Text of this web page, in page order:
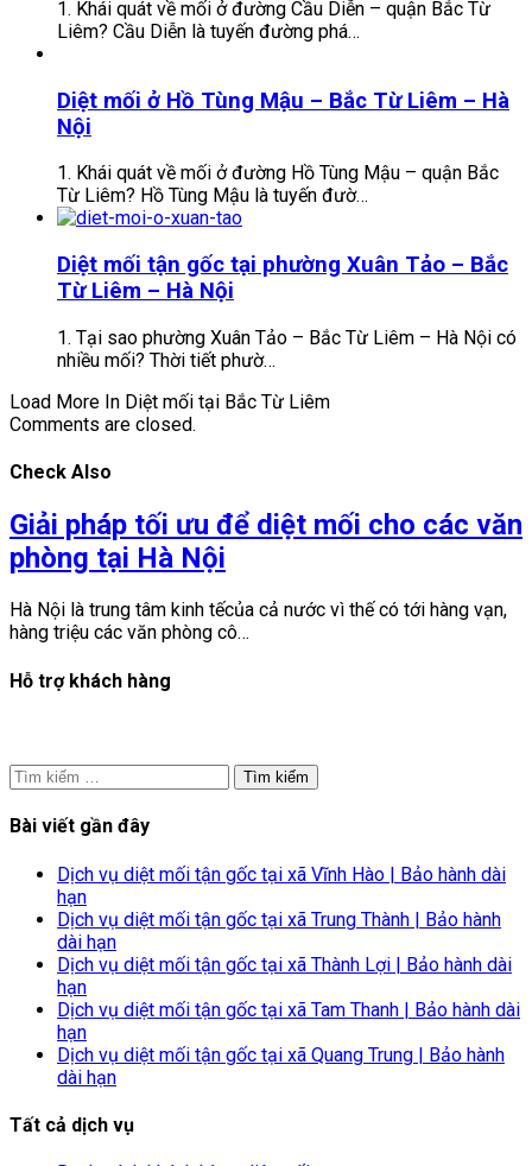
1. Khái quát về mối ở đường Cầu Diễn – quận Bắc Từ
Liêm? Cầu Diễn là tuyến đường phá…
Diệt mối ở Hồ Tùng Mậu – Bắc Từ Liêm – Hà
Nội
1. Khái quát về mối ở đường Hồ Tùng Mậu – quận Bắc
Từ Liêm? Hồ Tùng Mậu là tuyến đườ…
Diệt mối tận gốc tại phường Xuân Tảo – Bắc
Từ Liêm – Hà Nội
1. Tại sao phường Xuân Tảo – Bắc Từ Liêm – Hà Nội có
nhiều mối? Thời tiết phườ…
Load More In Diệt mối tại Bắc Từ Liêm
Comments are closed.
Check Also
Giải pháp tối ưu để diệt mối cho các văn
phòng tại Hà Nội
Hà Nội là trung tâm kinh tếcủa cả nước vì thế có tới hàng vạn,
hàng triệu các văn phòng cô…
Hỗ trợ khách hàng
Tìm
kiếm
cho:
Bài viết gần đây
Dịch vụ diệt mối tận gốc tại xã Vĩnh Hào | Bảo hành dài
hạn
Dịch vụ diệt mối tận gốc tại xã Trung Thành | Bảo hành
dài hạn
Dịch vụ diệt mối tận gốc tại xã Thành Lợi | Bảo hành dài
hạn
Dịch vụ diệt mối tận gốc tại xã Tam Thanh | Bảo hành dài
hạn
Dịch vụ diệt mối tận gốc tại xã Quang Trung | Bảo hành
dài hạn
Tất cả dịch vụ